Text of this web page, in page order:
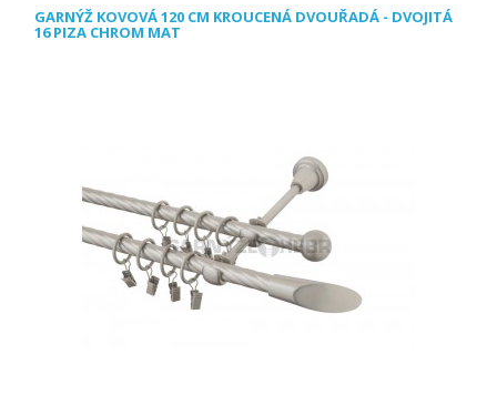
GARNÝŽ KOVOVÁ 120 CM KROUCENÁ DVOUŘADÁ - DVOJITÁ
16 PIZA CHROM MAT